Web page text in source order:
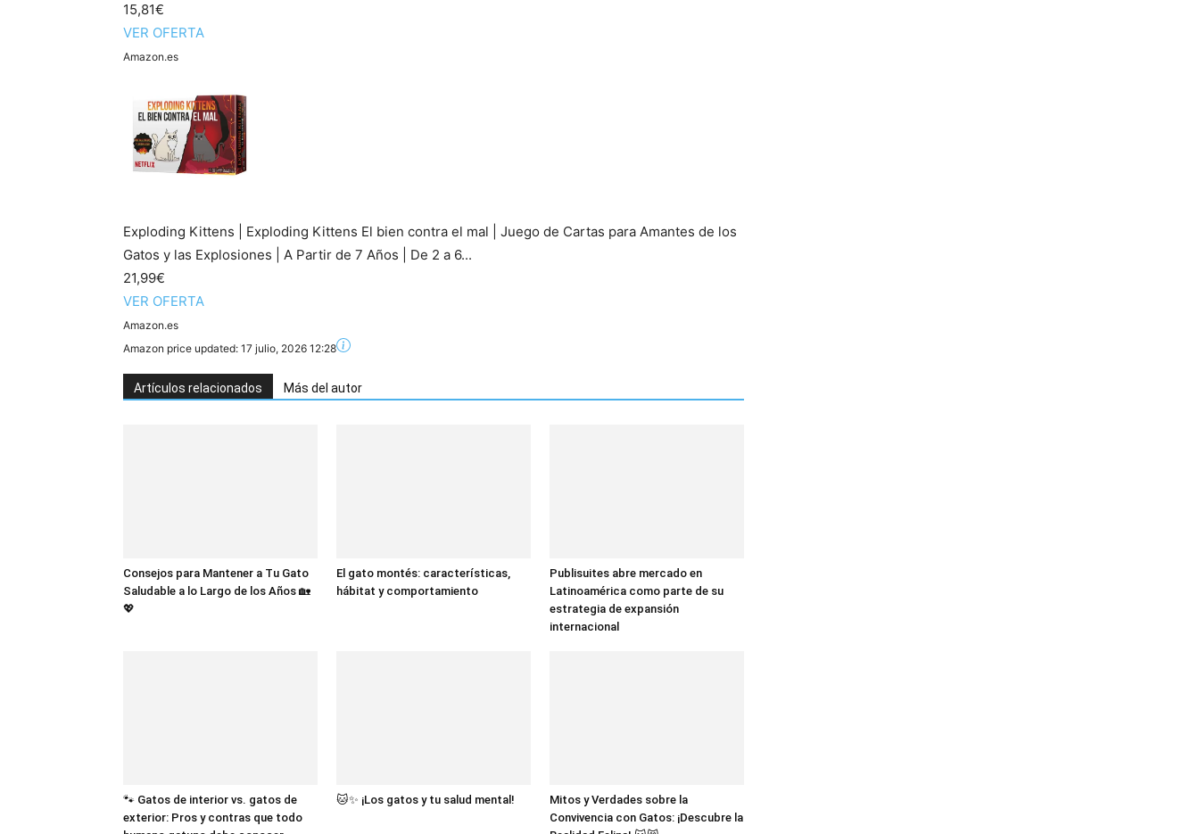
15,81€
VER OFERTA
Amazon.es
Exploding Kittens | Exploding Kittens El bien contra el mal | Juego de Cartas para Amantes de los
Gatos y las Explosiones | A Partir de 7 Años | De 2 a 6...
21,99€
VER OFERTA
Amazon.es
Amazon price updated: 17 julio, 2026 12:28
Artículos relacionados Más del autor
Consejos para Mantener a Tu Gato
Saludable a lo Largo de los Años 🏡
💖
El gato montés: características,
hábitat y comportamiento
Publisuites abre mercado en
Latinoamérica como parte de su
estrategia de expansión
internacional
🐾 Gatos de interior vs. gatos de
exterior: Pros y contras que todo
🐱✨ ¡Los gatos y tu salud mental!
Mitos y Verdades sobre la
Convivencia con Gatos: ¡Descubre la